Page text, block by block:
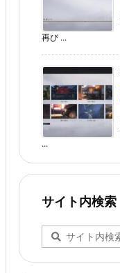
再び ...
...
サイト内検索